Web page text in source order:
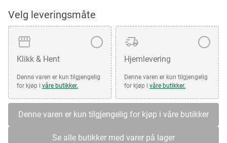
Velg leveringsmåte
Klikk & Hent
Denne varen er kun tilgjengelig
for kjøp i våre butikker.
Hjemlevering
Denne varen er kun tilgjengelig
for kjøp i våre butikker.
Denne varen er kun tilgjengelig for kjøp i våre butikker
Se alle butikker med varer på lager